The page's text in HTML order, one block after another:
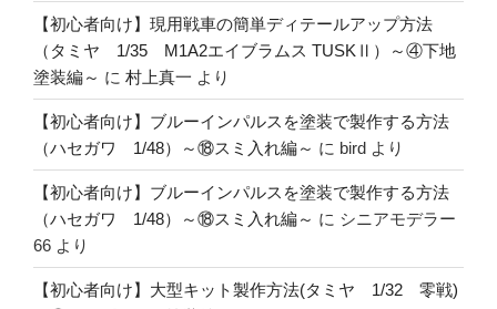
【初心者向け】現用戦車の簡単ディテールアップ方法
（タミヤ 1/35 M1A2エイブラムス TUSKⅡ）～④下地
塗装編～ に 村上真一 より
【初心者向け】ブルーインパルスを塗装で製作する方法
（ハセガワ 1/48）～⑱スミ入れ編～ に bird より
【初心者向け】ブルーインパルスを塗装で製作する方法
（ハセガワ 1/48）～⑱スミ入れ編～ に シニアモデラー
66 より
【初心者向け】大型キット製作方法(タミヤ 1/32 零戦)